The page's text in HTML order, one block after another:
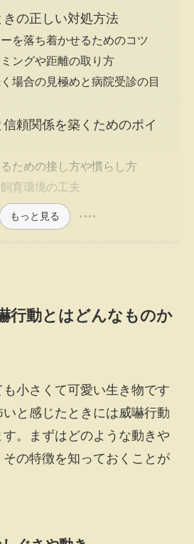
きの正しい対処方法
を落ち着かせるためのコツ
ングや距離の取り方
場合の見極めと病院受診の目
頼関係を築くためのポイ
ための接し方や慣らし方
育環境の工夫
もっと見る
行動とはどんなものか
小さくて可愛い生き物です
と感じたときには威嚇行動
。まずはどのような動きや
の特徴を知っておくことが